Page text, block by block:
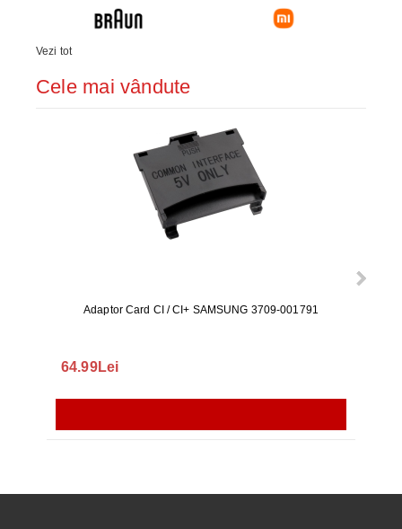
Vezi tot
Cele mai vândute
Adaptor Card CI / CI+ SAMSUNG 3709-001791
64.99Lei